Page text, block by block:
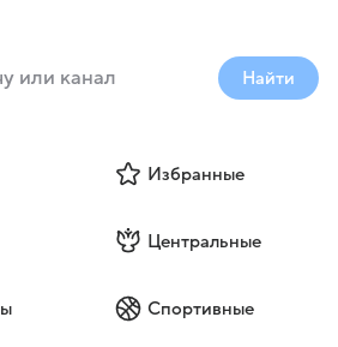
Найти
Избранные
Центральные
Спортивные